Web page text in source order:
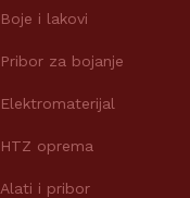
Boje i lakovi
Pribor za bojanje
Elektromaterijal
HTZ oprema
Alati i pribor